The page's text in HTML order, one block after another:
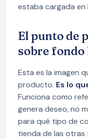
estaba cargada en
El punto de
sobre fondo
Esta es la imagen
producto. Es lo
Funciona como
genera deseo, no
para qué tipo de
tienda de las otras